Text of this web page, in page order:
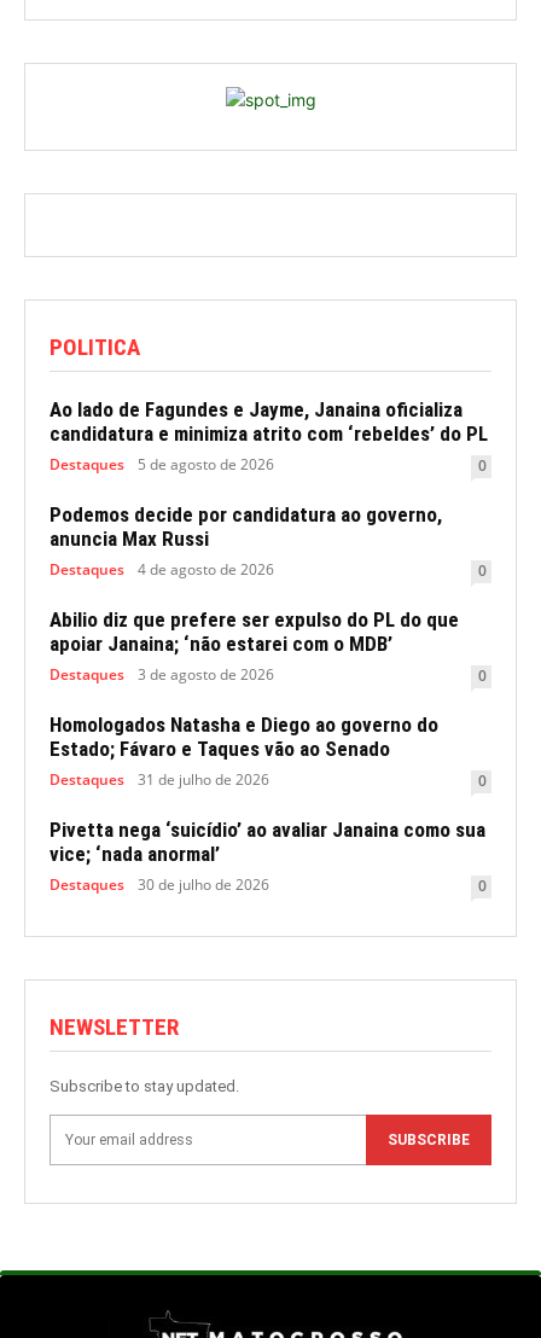
POLITICA
Ao lado de Fagundes e Jayme, Janaina oficializa
candidatura e minimiza atrito com ‘rebeldes’ do PL
Destaques 5 de agosto de 2026 0
Podemos decide por candidatura ao governo,
anuncia Max Russi
Destaques 4 de agosto de 2026 0
Abilio diz que prefere ser expulso do PL do que
apoiar Janaina; ‘não estarei com o MDB’
Destaques 3 de agosto de 2026 0
Homologados Natasha e Diego ao governo do
Estado; Fávaro e Taques vão ao Senado
Destaques 31 de julho de 2026 0
Pivetta nega ‘suicídio’ ao avaliar Janaina como sua
vice; ‘nada anormal’
Destaques 30 de julho de 2026 0
NEWSLETTER
Subscribe to stay updated.
SUBSCRIBE